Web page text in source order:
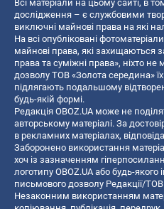
Всі матеріали на цьому сайті, в
дослідження – є службовими
виключні майнові права на які
На всі опубліковані
майнові права, які захищаються
права та суміжні права», ніхто
дозволу ТОВ «Золота середина»
підлягають подальшому
будь-якій формі.
Редакція OBOZ.UA може не
авторському матеріалі. За
в рекламних матеріалах,
Заборонено використання
хоч із зазначенням
логотипу OBOZ.UA або будь-
письмового дозволу Редакції/
Незаконним використанням